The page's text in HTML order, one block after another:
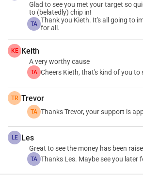
rekening ons hard geraakt.
Wat op het spel staat:
Onze prijswinnende bierselectie heeft een goede
temperatuurcontrole in de kelder nodig
10 jaar gemeenschappelijke
Uw lokale onafhankelijke pub
We vragen om hulp omdat we onze
blijven steunen en u nog een
Elke bijdrage helpt om de
koelsysteem te dekken en onze deuren
Om onze supporters te bedanken:
Glad to see you met your target so
to (belatedly) chip in!
TA Thank you Kieth. It's all going to
for all.
KE Keith
A very worthy cause
TA Cheers Kieth, that's kind of you to
TR Trevor
TA Thanks Trevor, your support is
LE Les
Great to see the money has been
TA Thanks Les. Maybe see you later